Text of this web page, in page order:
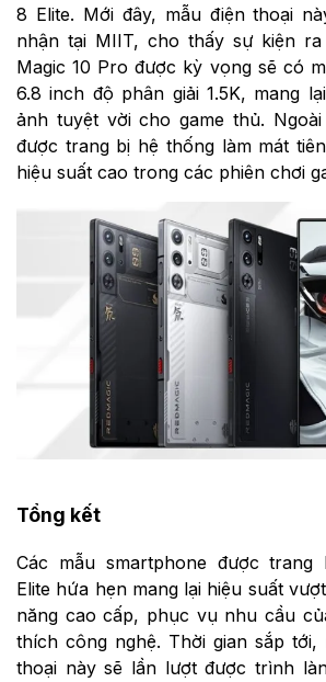
8 Elite. Mới đây, mẫu điện thoại
nhận tại MIIT, cho thấy sự kiện ra
Magic 10 Pro được kỳ vọng sẽ có
6.8 inch độ phân giải 1.5K, mang
ảnh tuyệt vời cho game thủ.
được trang bị hệ thống làm mát
hiệu suất cao trong các phiên chơi
Tổng kết
Các mẫu smartphone được trang
Elite hứa hẹn mang lại hiệu suất
năng cao cấp, phục vụ nhu cầu
thích công nghệ. Thời gian sắp tới,
thoại này sẽ lần lượt được trình